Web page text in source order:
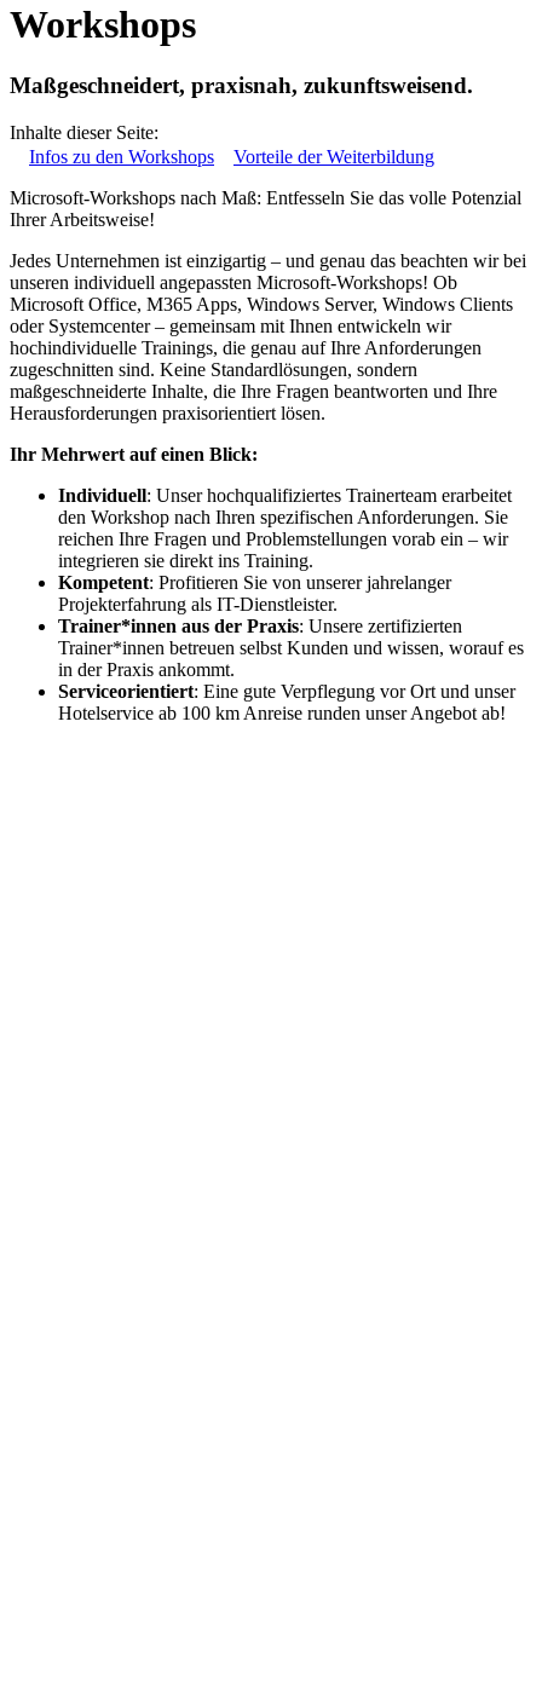
Workshops
Maßgeschneidert, praxisnah, zukunftsweisend.
Inhalte dieser Seite:
Infos zu den Workshops
Vorteile der Weiterbildung
Microsoft-Workshops nach Maß: Entfesseln Sie das volle Potenzial
Ihrer Arbeitsweise!
Jedes Unternehmen ist einzigartig – und genau das beachten wir bei
unseren individuell angepassten Microsoft-Workshops! Ob
Microsoft Office, M365 Apps, Windows Server, Windows Clients
oder Systemcenter – gemeinsam mit Ihnen entwickeln wir
hochindividuelle Trainings, die genau auf Ihre Anforderungen
zugeschnitten sind. Keine Standardlösungen, sondern
maßgeschneiderte Inhalte, die Ihre Fragen beantworten und Ihre
Herausforderungen praxisorientiert lösen.
Ihr Mehrwert auf einen Blick:
Individuell: Unser hochqualifiziertes Trainerteam erarbeitet
den Workshop nach Ihren spezifischen Anforderungen. Sie
reichen Ihre Fragen und Problemstellungen vorab ein – wir
integrieren sie direkt ins Training.
Kompetent: Profitieren Sie von unserer jahrelanger
Projekterfahrung als IT-Dienstleister.
Trainer*innen aus der Praxis: Unsere zertifizierten
Trainer*innen betreuen selbst Kunden und wissen, worauf es
in der Praxis ankommt.
Serviceorientiert: Eine gute Verpflegung vor Ort und unser
Hotelservice ab 100 km Anreise runden unser Angebot ab!